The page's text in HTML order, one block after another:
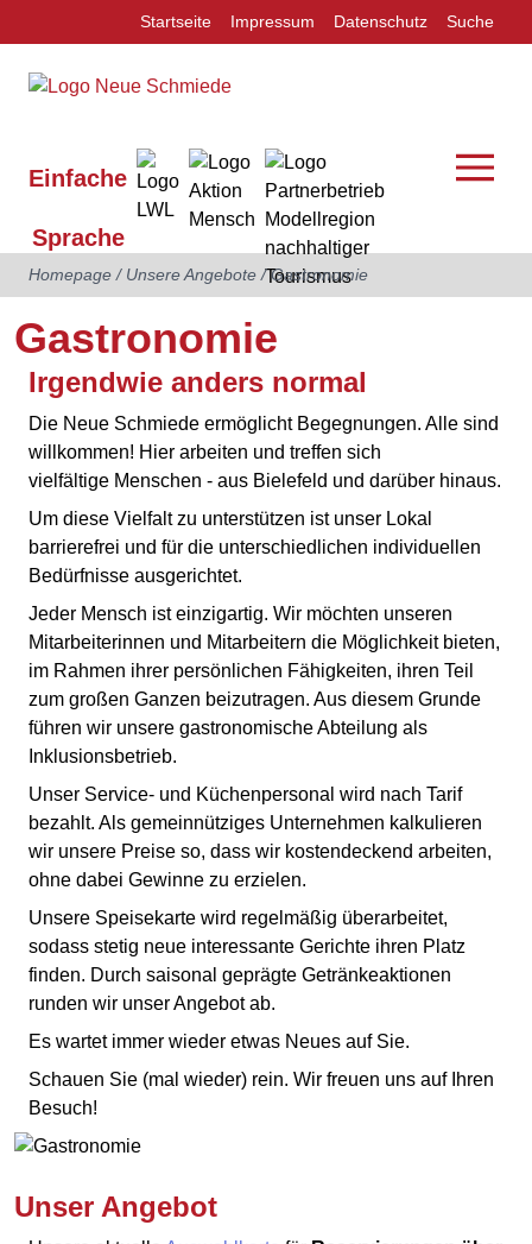
Startseite Impressum Datenschutz Suche
Einfache
Sprache
Homepage / Unsere Angebote /Gastronomie
Gastronomie
Irgendwie anders normal
Die Neue Schmiede ermöglicht Begegnungen. Alle sind
willkommen! Hier arbeiten und treffen sich
vielfältige Menschen - aus Bielefeld und darüber hinaus.
Um diese Vielfalt zu unterstützen ist unser Lokal
barrierefrei und für die unterschiedlichen individuellen
Bedürfnisse ausgerichtet.
Jeder Mensch ist einzigartig. Wir möchten unseren
Mitarbeiterinnen und Mitarbeitern die Möglichkeit bieten,
im Rahmen ihrer persönlichen Fähigkeiten, ihren Teil
zum großen Ganzen beizutragen. Aus diesem Grunde
führen wir unsere gastronomische Abteilung als
Inklusionsbetrieb.
Unser Service- und Küchenpersonal wird nach Tarif
bezahlt. Als gemeinnütziges Unternehmen kalkulieren
wir unsere Preise so, dass wir kostendeckend arbeiten,
ohne dabei Gewinne zu erzielen.
Unsere Speisekarte wird regelmäßig überarbeitet,
sodass stetig neue interessante Gerichte ihren Platz
finden. Durch saisonal geprägte Getränkeaktionen
runden wir unser Angebot ab.
Es wartet immer wieder etwas Neues auf Sie.
Schauen Sie (mal wieder) rein. Wir freuen uns auf Ihren
Besuch!
Unser Angebot